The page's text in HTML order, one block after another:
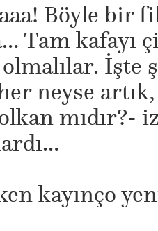
Böyle bir
Tam kafayı
neyse
mıdır?-
kayınço